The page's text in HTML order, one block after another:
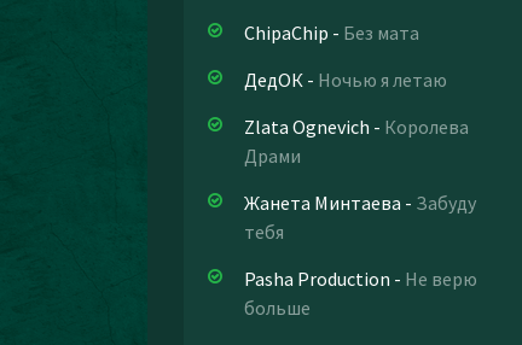
ChipaChip - Без мата
ДедОК - Ночью я летаю
Zlata Ognevich - Королева
Драми
Жанета Минтаева - Забуду
тебя
Pasha Production - Не верю
больше